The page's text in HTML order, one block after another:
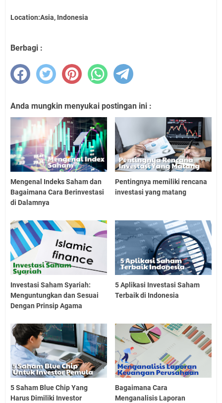
Location:Asia, Indonesia
Berbagi :
Anda mungkin menyukai postingan ini :
Mengenal Indeks Saham dan
Bagaimana Cara Berinvestasi
di Dalamnya
Pentingnya memiliki rencana
investasi yang matang
Investasi Saham Syariah:
Menguntungkan dan Sesuai
Dengan Prinsip Agama
5 Aplikasi Investasi Saham
Terbaik di Indonesia
5 Saham Blue Chip Yang
Harus Dimiliki Investor
Bagaimana Cara
Menganalisis Laporan